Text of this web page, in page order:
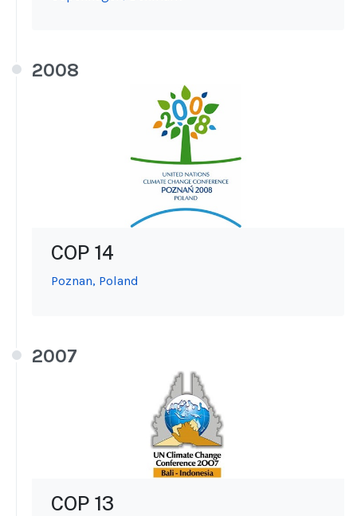
2008
COP 14
Poznan, Poland
2007
COP 13